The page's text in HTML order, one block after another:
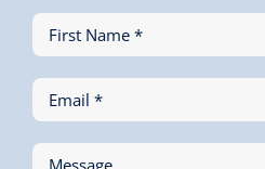
First Name *
Email *